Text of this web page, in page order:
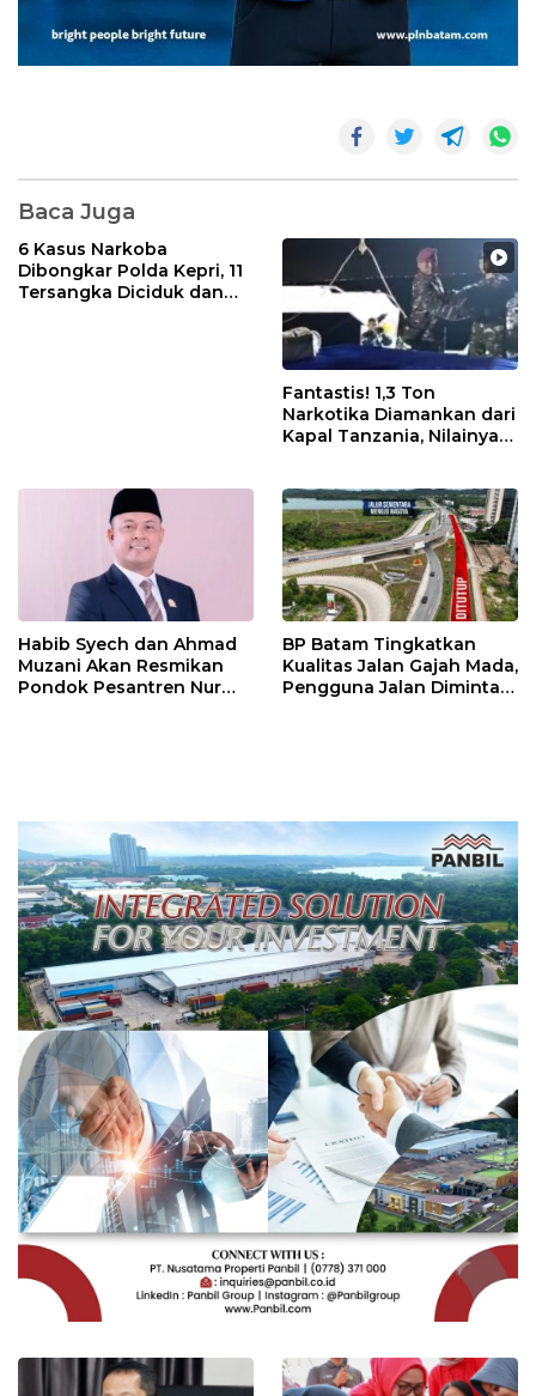
Baca Juga
6 Kasus Narkoba
Dibongkar Polda Kepri, 11
Tersangka Diciduk dan
Fantastis! 1,3 Ton
Narkotika Diamankan dari
Kapal Tanzania, Nilainya
Habib Syech dan Ahmad
Muzani Akan Resmikan
Pondok Pesantren Nur
BP Batam Tingkatkan
Kualitas Jalan Gajah Mada,
Pengguna Jalan Diminta